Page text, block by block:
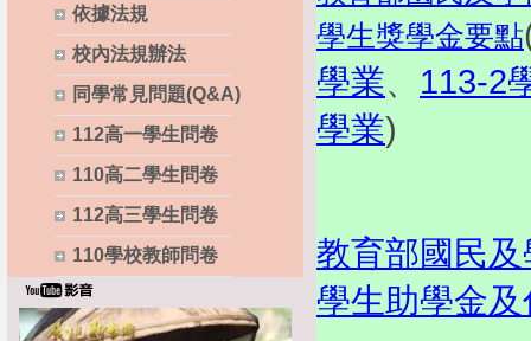
依據法規
校內法規辦法
同學常見問題(Q&A)
112高一學生問卷
110高二學生問卷
112高三學生問卷
110學校教師問卷
學生獎學金要點
學業、 113-2
學業)
教育部國民
學生助學金